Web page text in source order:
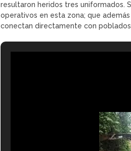
resultaron heridos tres uniformados.
operativos en esta zona; que
conectan directamente con